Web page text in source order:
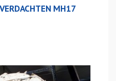
MH17